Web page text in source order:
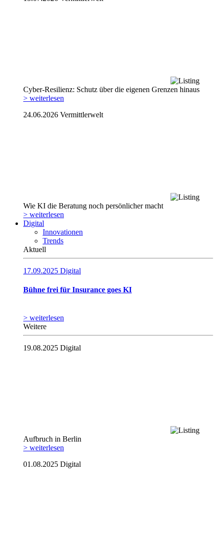
Cyber-Resilienz: Schutz über die eigenen Grenzen hinaus
> weiterlesen
24.06.2026 Vermittlerwelt
Wie KI die Beratung noch persönlicher macht
> weiterlesen
Digital
Innovationen
Trends
Aktuell
17.09.2025 Digital
Bühne frei für Insurance goes KI
> weiterlesen
Weitere
19.08.2025 Digital
Aufbruch in Berlin
> weiterlesen
01.08.2025 Digital